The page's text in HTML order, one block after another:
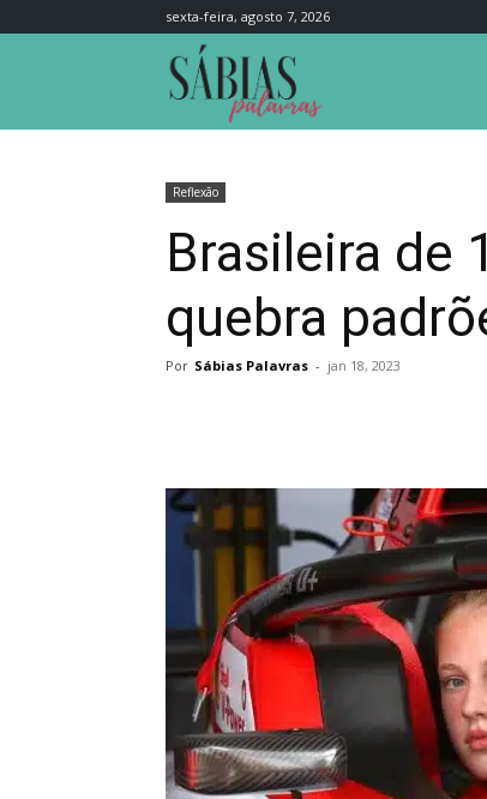
sexta-feira, agosto 7, 2026
Reflexão
Brasileira de
quebra
Por Sábias Palavras - jan 18, 2023